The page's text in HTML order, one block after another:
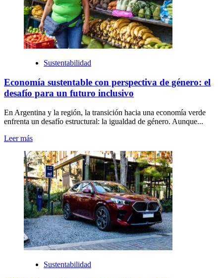
Sustentabilidad
Economía sustentable con perspectiva de género: el
desafío para un futuro inclusivo
En Argentina y la región, la transición hacia una economía verde
enfrenta un desafío estructural: la igualdad de género. Aunque...
Leer más
Sustentabilidad